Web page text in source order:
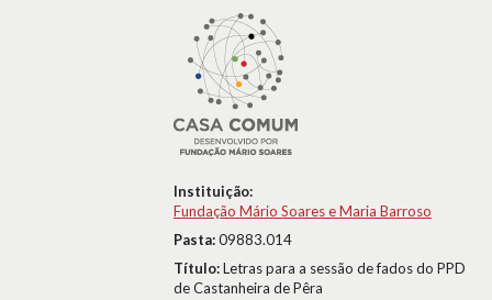
Instituição:
Fundação Mário Soares e Maria Barroso
Pasta:09883.014
Título:Letras para a sessão de fados do PPD
de Castanheira de Pêra